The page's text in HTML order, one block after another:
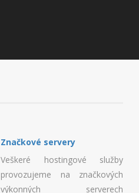
Značkové servery
Veškeré hostingové služby
provozujeme na značkových
výkonných serverech